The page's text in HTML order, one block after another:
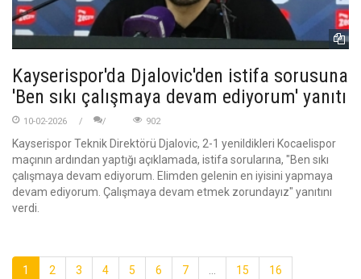
Kayserispor'da Djalovic'den istifa sorusuna
'Ben sıkı çalışmaya devam ediyorum' yanıtı
10-02-2026 902
Kayserispor Teknik Direktörü Djalovic, 2-1 yenildikleri Kocaelispor
maçının ardından yaptığı açıklamada, istifa sorularına, "Ben sıkı
çalışmaya devam ediyorum. Elimden gelenin en iyisini yapmaya
devam ediyorum. Çalışmaya devam etmek zorundayız" yanıtını
verdi.
1 2 3 4 5 6 7 15 16